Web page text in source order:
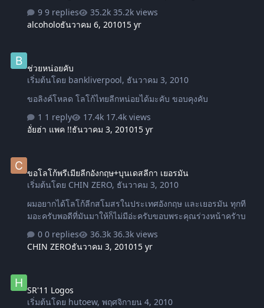
League & N-League - DOWNLOAD USA MLS -
DOWNLOADUSL- DOWNLOAD WORK IN PROGRESS: Jos:
9 replies
35.2k views
alcoholoธันวาคม 6, 201015 yr
ช่วยหน่อยคับ
เริ่มต้นโดย bankliverpool, ธันวาคม 3, 2010
ขอลิงค์โหลด โลโก้ไทยลีกหน่อยได้มะคับ ขอบคุงคับ
1 reply
17.4k views
อั่ยฮ่า แพค !!ธันวาคม 3, 201015 yr
ขอโลโก้พรีเมียลีกอังกฤษ+บุนเดสลีกา เยอรมัน
เริ่มต้นโดย CHIN ZERO, ธันวาคม 3, 2010
ผมอยากได้โลโก้ลีกสโมสรในประเทศอังกฤษ และเยอรมัน ทุกที
มอะครับพอดีที่มันมาให้ก็ไม่มีอ่ะครับขอบพระคุณร่วงหน้าครัาบ
0 replies
36.3k views
CHIN ZEROธันวาคม 3, 201015 yr
SR'11 Logos
เริ่มต้นโดย hutoew,พฤศจิกายน 4, 2010